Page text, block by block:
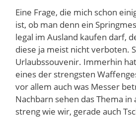
Eine Frage, die mich schon
ist, ob man denn ein
legal im Ausland kaufen darf,
diese ja meist nicht verboten.
Urlaubssouvenir. Immerhin
eines der strengsten
vor allem auch was Messer
Nachbarn sehen das Thema in
streng wie wir, gerade auch